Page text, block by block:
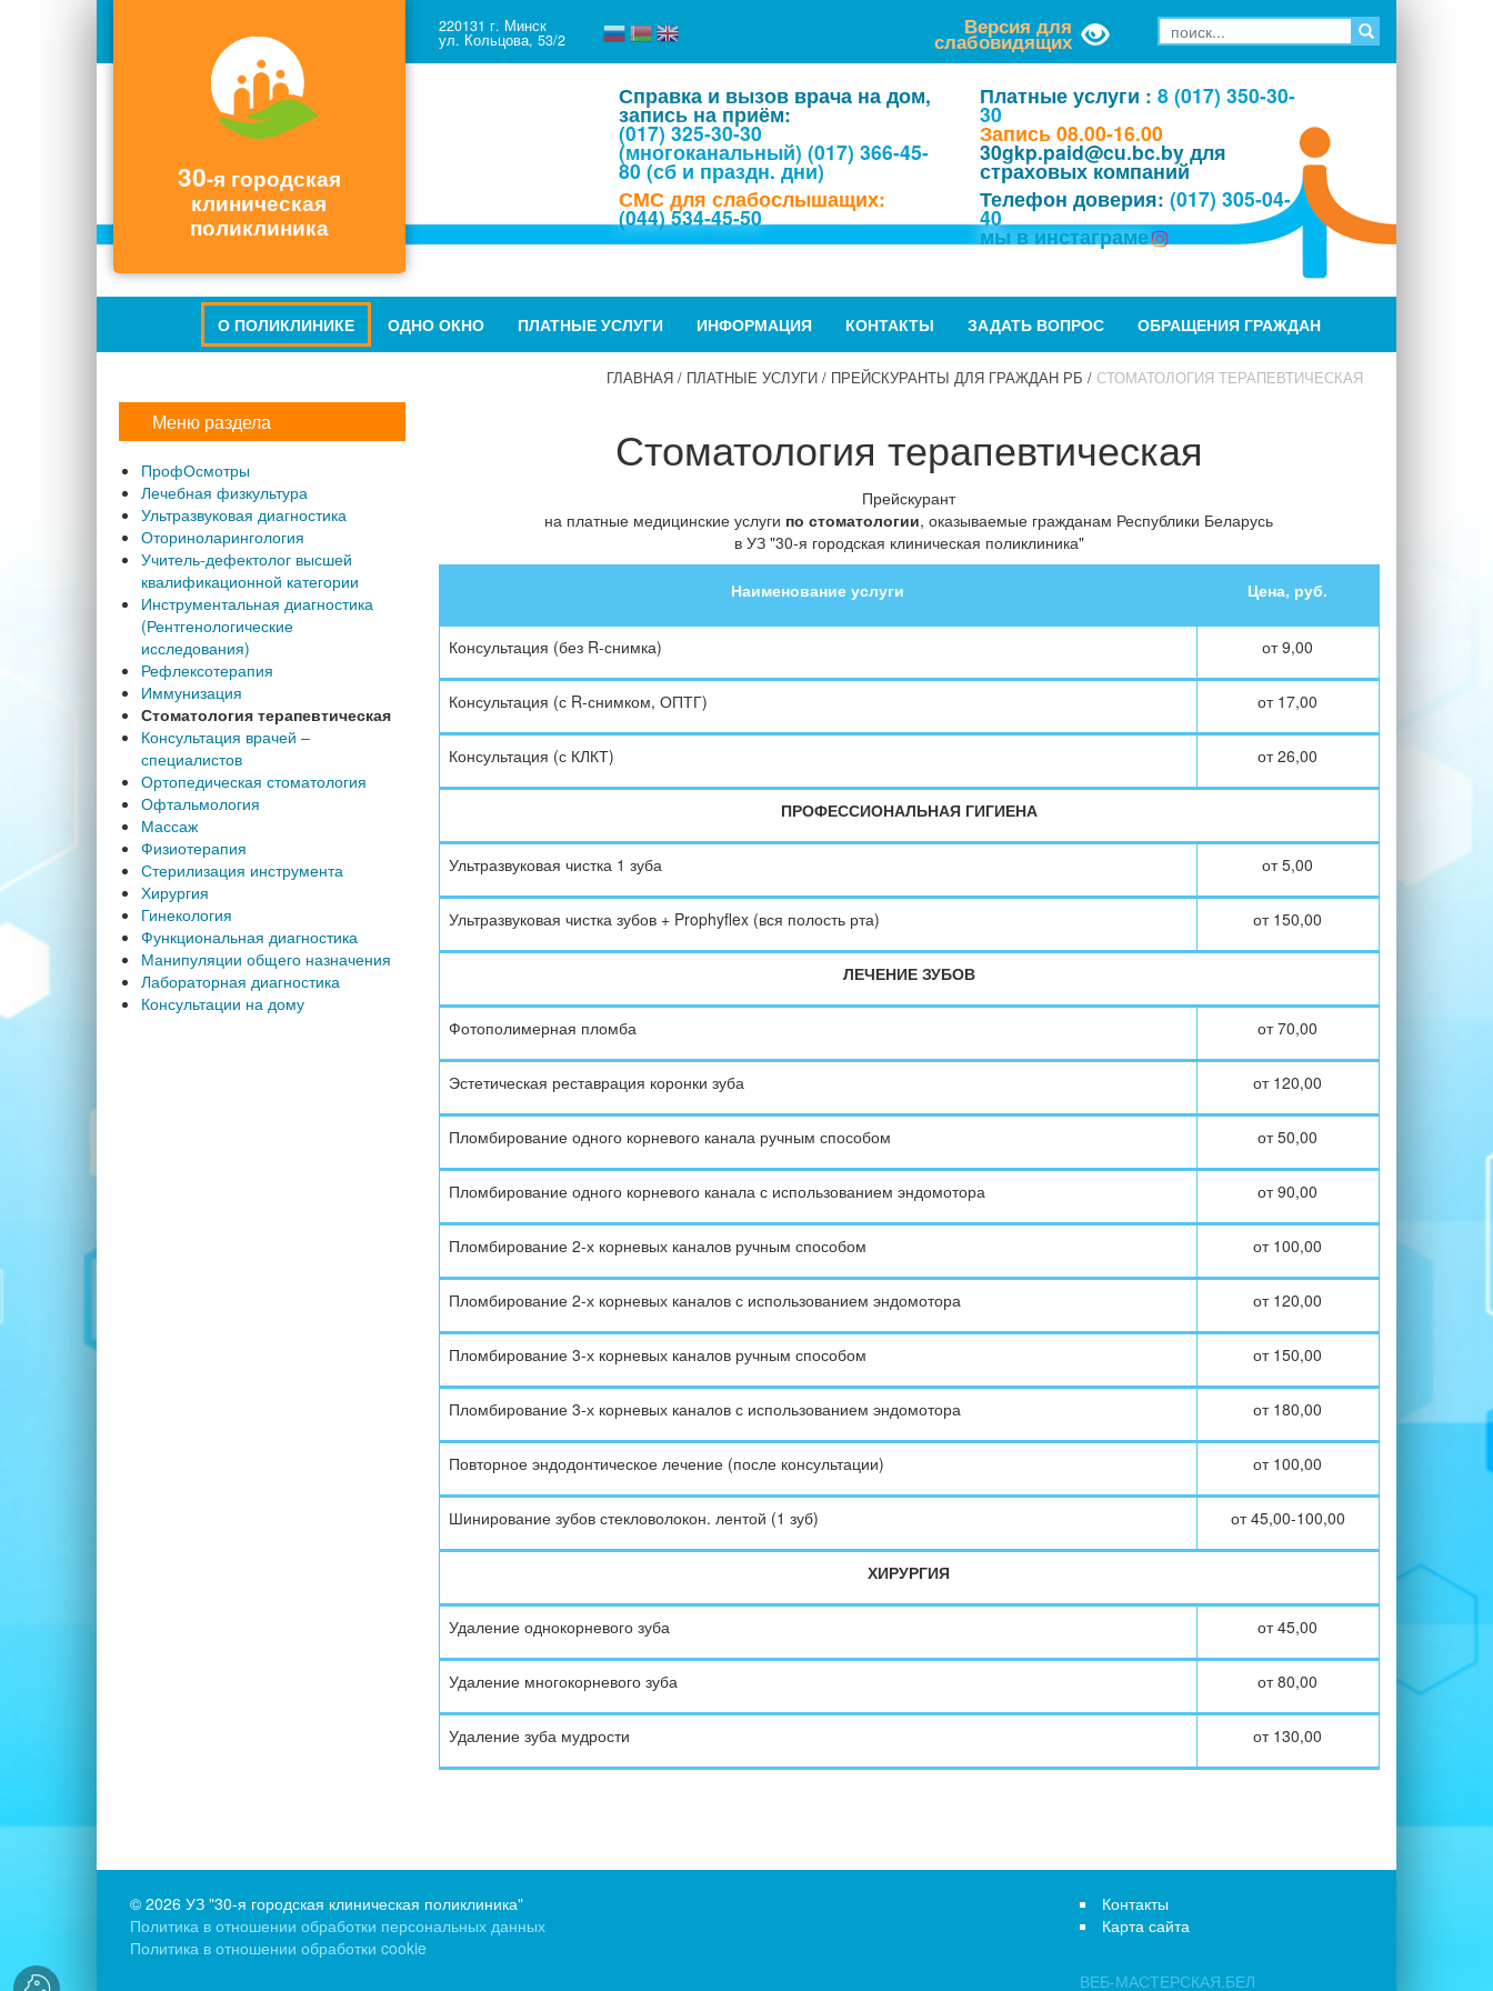
220131 г. Минск
ул. Кольцова, 53/2
Версия для
слабовидящих
Справка и вызов врача на дом,
запись на приём:
(017) 325-30-30
(многоканальный) (017) 366-45-
80 (сб и праздн. дни)
СМС для слабослышащих:
(044) 534-45-50
Платные услуги : 8 (017) 350-30-
30
Запись 08.00-16.00
30gkp.paid@cu.bc.by для
страховых компаний
Телефон доверия: (017) 305-04-
40
мы в инстаграме
30-я городская
клиническая
поликлиника
О ПОЛИКЛИНИКЕ ОДНО ОКНО ПЛАТНЫЕ УСЛУГИ ИНФОРМАЦИЯ КОНТАКТЫ ЗАДАТЬ ВОПРОС ОБРАЩЕНИЯ ГРАЖДАН
ГЛАВНАЯ / ПЛАТНЫЕ УСЛУГИ / ПРЕЙСКУРАНТЫ ДЛЯ ГРАЖДАН РБ / СТОМАТОЛОГИЯ ТЕРАПЕВТИЧЕСКАЯ
Стоматология терапевтическая
Прейскурант
на платные медицинские услуги по стоматологии, оказываемые гражданам Республики Беларусь
в УЗ "30-я городская клиническая поликлиника"
Наименование услуги Цена, руб.
Консультация (без R-снимка) от 9,00
Консультация (с R-снимком, ОПТГ) от 17,00
Консультация (с КЛКТ) от 26,00
ПРОФЕССИОНАЛЬНАЯ ГИГИЕНА
Ультразвуковая чистка 1 зуба от 5,00
Ультразвуковая чистка зубов + Prophyflex (вся полость рта) от 150,00
ЛЕЧЕНИЕ ЗУБОВ
Фотополимерная пломба от 70,00
Эстетическая реставрация коронки зуба от 120,00
Пломбирование одного корневого канала ручным способом от 50,00
Пломбирование одного корневого канала с использованием эндомотора от 90,00
Пломбирование 2-х корневых каналов ручным способом от 100,00
Пломбирование 2-х корневых каналов с использованием эндомотора от 120,00
Пломбирование 3-х корневых каналов ручным способом от 150,00
Пломбирование 3-х корневых каналов с использованием эндомотора от 180,00
Повторное эндодонтическое лечение (после консультации) от 100,00
Шинирование зубов стекловолокон. лентой (1 зуб) от 45,00-100,00
ХИРУРГИЯ
Удаление однокорневого зуба от 45,00
Удаление многокорневого зуба от 80,00
Удаление зуба мудрости от 130,00
Меню раздела
ПрофОсмотры
Лечебная физкультура
Ультразвуковая диагностика
Оториноларингология
Учитель-дефектолог высшей
квалификационной категории
Инструментальная диагностика
(Рентгенологические
исследования)
Рефлексотерапия
Иммунизация
Стоматология терапевтическая
Консультация врачей –
специалистов
Ортопедическая стоматология
Офтальмология
Массаж
Физиотерапия
Стерилизация инструмента
Хирургия
Гинекология
Функциональная диагностика
Манипуляции общего назначения
Лабораторная диагностика
Консультации на дому
© 2026 УЗ "30-я городская клиническая поликлиника"
Политика в отношении обработки персональных данных
Политика в отношении обработки cookie
Контакты
Карта сайта
ВЕБ-МАСТЕРСКАЯ.БЕЛ